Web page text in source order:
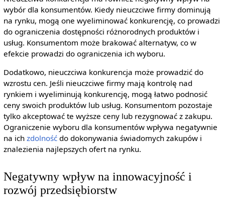
wybór dla konsumentów. Kiedy nieuczciwe firmy dominują
na rynku, mogą one wyeliminować konkurencję, co prowadzi
do ograniczenia dostępności różnorodnych produktów i
usług. Konsumentom może brakować alternatyw, co w
efekcie prowadzi do ograniczenia ich wyboru.
Dodatkowo, nieuczciwa konkurencja może prowadzić do
wzrostu cen. Jeśli nieuczciwe firmy mają kontrolę nad
rynkiem i wyeliminują konkurencję, mogą łatwo podnosić
ceny swoich produktów lub usług. Konsumentom pozostaje
tylko akceptować te wyższe ceny lub rezygnować z zakupu.
Ograniczenie wyboru dla konsumentów wpływa negatywnie
na ich zdolnośćdo dokonywania świadomych zakupów i
znalezienia najlepszych ofert na rynku.
Negatywny wpływ na innowacyjność i
rozwój przedsiębiorstw